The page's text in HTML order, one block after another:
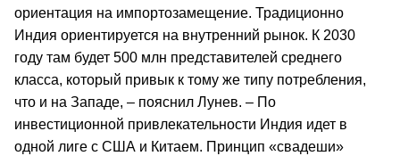
ориентация на импортозамещение. Традиционно
Индия ориентируется на внутренний рынок. К 2030
году там будет 500 млн представителей среднего
класса, который привык к тому же типу потребления,
что и на Западе, – пояснил Лунев. – По
инвестиционной привлекательности Индия идет в
одной лиге с США и Китаем. Принцип «свадеши»